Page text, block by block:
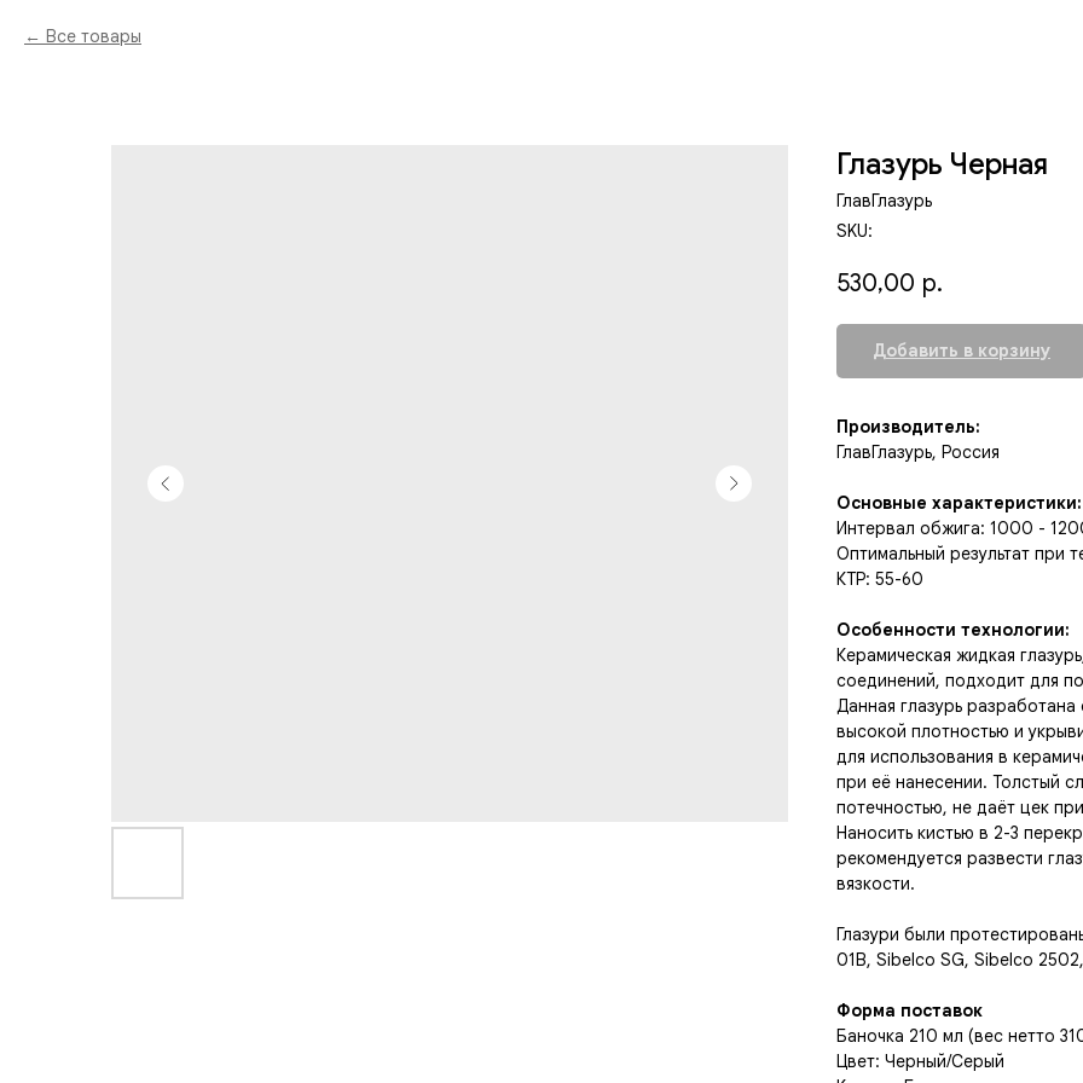
Все товары
Глазурь Черная
ГлавГлазурь
SKU:
530,00 р.
Добавить в корзину
Производитель:
ГлавГлазурь, Россия
Основные характеристики:
Интервал обжига: 1000 -
Оптимальный результат при
КТР: 55-60
Особенности технологии:
Керамическая жидкая
соединений, подходит для
Данная глазурь
высокой плотностью и
для использования в
при её нанесении. Толстый
потечностью, не даёт цек
Наносить кистью в 2-3
рекомендуется развести
вязкости.
Глазури были
01B, Sibelco SG, Sibelco
Форма поставок
Баночка 210 мл (вес нетто
Цвет: Черный/Серый